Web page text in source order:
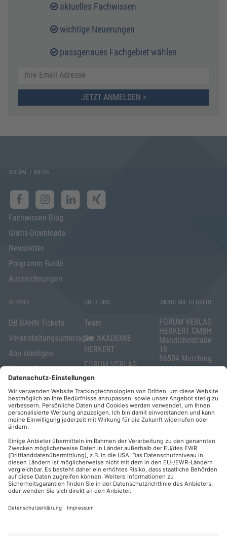
aktuelles Fachwissen
wichtige Neuerungen
passgenaues Fachgebiet wählen
JETZT ANMELDEN >
SOCIAL / INFOS
Fachwissen-Blog
Gratis-Downloads
Newsletter
Programm Guide
Auszeichnungen
SERVICE
DB BAHN Tickets
Veranstaltungsunterlagen
Abo kündigen
Widerrufsrecht
für Verbraucher
Elektronischer
Geschäftsverkehr
Barrierefreiheit
ÜBER UNS
Team
Die AKADEMIE
HERKERT
FORUM VERLAG
HERKERT
Kontakt
AKADEMIE HERKERT
FORUM VERLAG
HERKERT GMBH
Mandichostraße
18
86504 Merching
Telefax: +49
(0)8233 381-222
E-Mail:
Zahlung per
Rechnung
Impressum